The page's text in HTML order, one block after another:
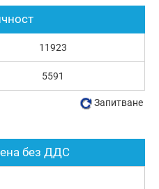
без ДДС
11923
5591
Запитване